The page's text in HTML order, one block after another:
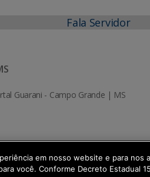
Fala Servidor
Guarani - Campo Grande | MS
em nosso website e para nos
você. Conforme Decreto Estadual